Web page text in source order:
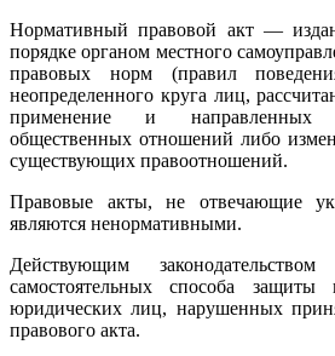
Нормативный правовой акт —
порядке органом местного
правовых норм (правил
неопределенного круга лиц,
применение и направленных
общественных отношений либо
существующих правоотношений.
Правовые акты, не отвечающие
являются ненормативными.
Действующим
самостоятельных способа
юридических лиц, нарушенных
правового акта.